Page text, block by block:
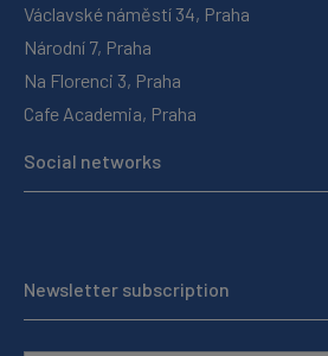
Václavské náměstí 34, Praha
Národní 7, Praha
Na Florenci 3, Praha
Cafe Academia, Praha
Social networks
Newsletter subscription